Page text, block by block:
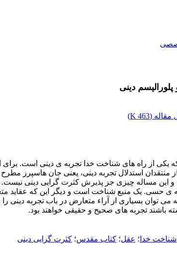
دینی
مقاله (463 K
)
یکی از راه های شناخت خدا تجربه ی دینی است.
از منتقدان استدلال تجربه دینی، یعنی جان
این مساله چیزی جز پذیرش کثرت گرایی دینی نیست.
ی حسی. یک منبع شناخت است و دیگر این که عقاید
می توان بسیاری از آراء متعارض در باب تجربه دینی
باشند تجربه های صحیح و حقیقی خواهند بود.
شناخت خدا ؛ عقل؛ کتاب مقدس؛ کثرت گرایی دینی